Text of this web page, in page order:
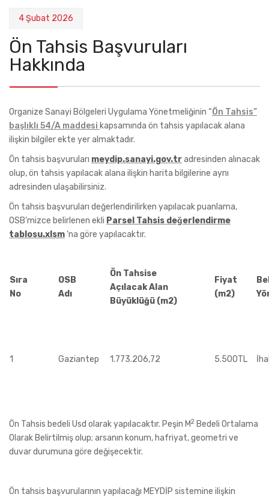
4 Şubat 2026
Ön Tahsis Başvuruları
Hakkında
Organize Sanayi Bölgeleri Uygulama Yönetmeliğinin “Ön Tahsis”
başlıklı 54/A maddesi kapsamında ön tahsis yapılacak alana
ilişkin bilgiler ekte yer almaktadır.
Ön tahsis başvuruları meydip.sanayi.gov.tradresinden alınacak
olup, ön tahsis yapılacak alana ilişkin harita bilgilerine aynı
adresinden ulaşabilirsiniz.
Ön tahsis başvuruları değerlendirilirken yapılacak puanlama,
OSB’mizce belirlenen ekli Parsel Tahsis değerlendirme
tablosu.xlsm‘na göre yapılacaktır.
Sıra
No
OSB
Adı
Ön Tahsise
Açılacak Alan
Büyüklüğü (m2)
Fiyat
(m2)
1 Gaziantep 1.773.206,72 5.500TL
Ön Tahsis bedeli Usd olarak yapılacaktır. Peşin M2 Bedeli Ortalama
Olarak Belirtilmiş olup; arsanın konum, hafriyat, geometri ve
duvar durumuna göre değişecektir.
Ön tahsis başvurularının yapılacağı MEYDİP sistemine ilişkin